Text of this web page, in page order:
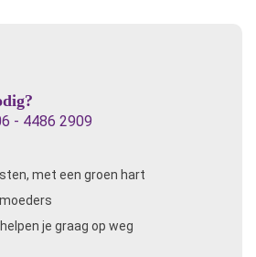
- 4486 2909
met een groen hart
je graag op weg